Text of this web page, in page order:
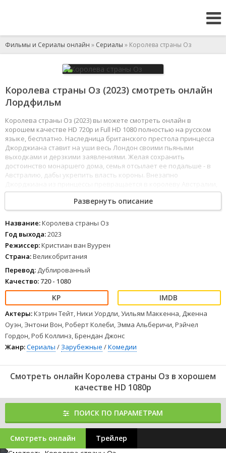
Фильмы и Сериалы онлайн » Сериалы » Королева страны Оз
Королева страны Оз (2023) смотреть онлайн
Лордфильм
Королева страны Оз (2023) вы можете смотреть онлайн в
хорошем качестве HD 720p и Full HD 1080 полностью на русском
языке, бесплатно. Наследница британского престола принцесса
Джорджиана ставит на уши весь Лондон своими пьяными
выходками и дерзкими заявлениями. Желая сохранить
достоинство монаршего дома, семья отсылает ее подальше - в
Австралию, дабы укрепить власть короны. Внезапно
но от старых привычек не так-то просто избавиться.
Развернуть описание
Название:Королева страны Оз
Год выхода:2023
Режиссер:Кристиан ван Вуурен
Страна:Великобритания
Перевод: Дублированный
Качество: 720 - 1080
Актеры:Кэтрин Тейт, Ники Уордли, Уильям Маккенна, Дженна
Оуэн, Энтони Вон, Роберт Колеби, Эмма Альберичи, Рэйчел
Гордон, Роб Коллинз, Брендан Джонс
Жанр:Сериалы / Зарубежные /Комедии
Смотреть онлайн Королева страны Оз в хорошем
качестве HD 1080p
ПОИСК ПО ПАРАМЕТРАМ
Смотреть онлайн Трейлер